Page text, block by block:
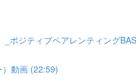
_ポジティブペアレンティング
動画 (22:59)